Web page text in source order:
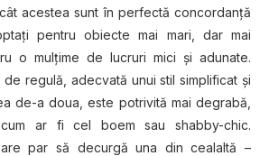
acestea sunt în perfectă concordanță
pentru obiecte mai mari, dar mai
o mulțime de lucruri mici și adunate.
de regulă, adecvată unui stil simplificat și
de-a doua, este potrivită mai degrabă,
cum ar fi cel boem sau shabby-chic.
par să decurgă una din cealaltă –